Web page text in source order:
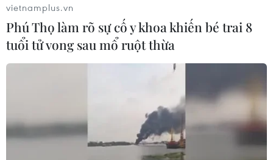
Ghi nhận 67 người bị chết vì bệnh dại ở 24
tỉnh thành phố
người (Viện Vệ sinh Dịch tễ Trung ương), tính đến nay cả
nước ghi nhận 67 người bị chết vì bệnh dại tại 24 tỉnh
thành phố.
vietnamplus.vn
Phú Thọ làm rõ sự cố y khoa khiến bé trai 8
tuổi tử vong sau mổ ruột thừa